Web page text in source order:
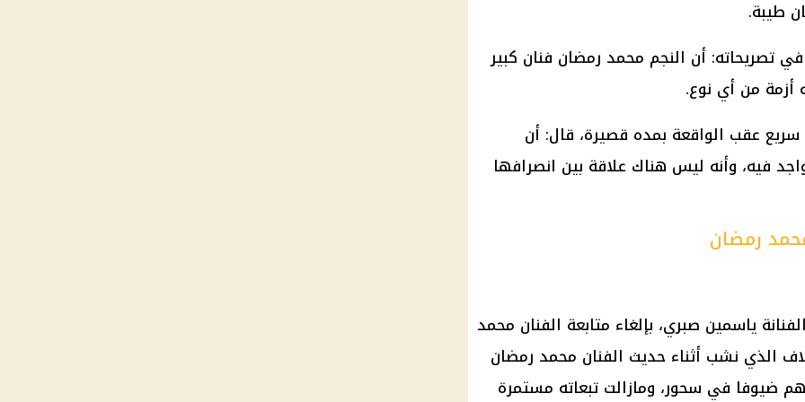
طيبة.
تصريحاته: أن النجم محمد رمضان فنان كبير
أزمة من أي نوع.
عقب الواقعة بمده قصيرة، قال: أن
فيه، وأنه ليس هناك علاقة بين انصرافها
رمضان
ياسمين صبري، بإلغاء متابعة الفنان محمد
الذي نشب أثناء حديث الفنان محمد رمضان
ضيوفا في سحور، ومازالت تبعاته مستمرة